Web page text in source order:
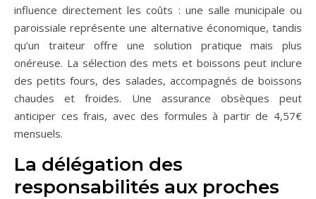
influence directement les coûts : une salle municipale ou
paroissiale représente une alternative économique, tandis
qu’un traiteur offre une solution pratique mais plus
onéreuse. La sélection des mets et boissons peut inclure
des petits fours, des salades, accompagnés de boissons
chaudes et froides. Une assurance obsèques peut
anticiper ces frais, avec des formules à partir de 4,57€
mensuels.
La délégation des
responsabilités aux proches